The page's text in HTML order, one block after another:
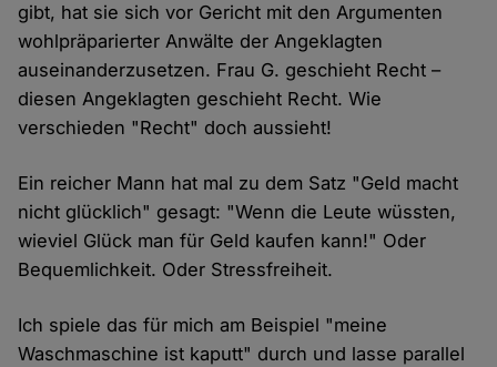
gibt, hat sie sich vor Gericht mit den Argumenten
wohlpräparierter Anwälte der Angeklagten
auseinanderzusetzen. Frau G. geschieht Recht –
diesen Angeklagten geschieht Recht. Wie
verschieden "Recht" doch aussieht!
Ein reicher Mann hat mal zu dem Satz "Geld macht
nicht glücklich" gesagt: "Wenn die Leute wüssten,
wieviel Glück man für Geld kaufen kann!" Oder
Bequemlichkeit. Oder Stressfreiheit.
Ich spiele das für mich am Beispiel "meine
Waschmaschine ist kaputt" durch und lasse parallel